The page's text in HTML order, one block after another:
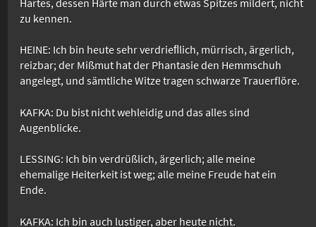
Hartes, dessen Härte man durch etwas Spitzes mildert, nicht
zu kennen.
HEINE: Ich bin heute sehr verdrieﬂlich, mürrisch, ärgerlich,
reizbar; der Mißmut hat der Phantasie den Hemmschuh
angelegt, und sämtliche Witze tragen schwarze Trauerflöre.
KAFKA: Du bist nicht wehleidig und das alles sind
Augenblicke.
LESSING: Ich bin verdrüßlich, ärgerlich; alle meine
ehemalige Heiterkeit ist weg; alle meine Freude hat ein
Ende.
KAFKA: Ich bin auch lustiger, aber heute nicht.